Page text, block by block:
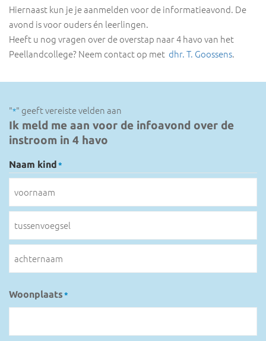
Hiernaast kun je je aanmelden voor de informatieavond. De
avond is voor ouders én leerlingen.
Heeft u nog vragen over de overstap naar 4 havo van het
Peellandcollege? Neem contact op met dhr. T. Goossens.
"*" geeft vereiste velden aan
Ik meld me aan voor de infoavond over de
instroom in 4 havo
Naam kind *
Woonplaats *